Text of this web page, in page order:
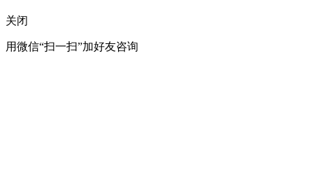
关闭
用微信“扫一扫”加好友咨询